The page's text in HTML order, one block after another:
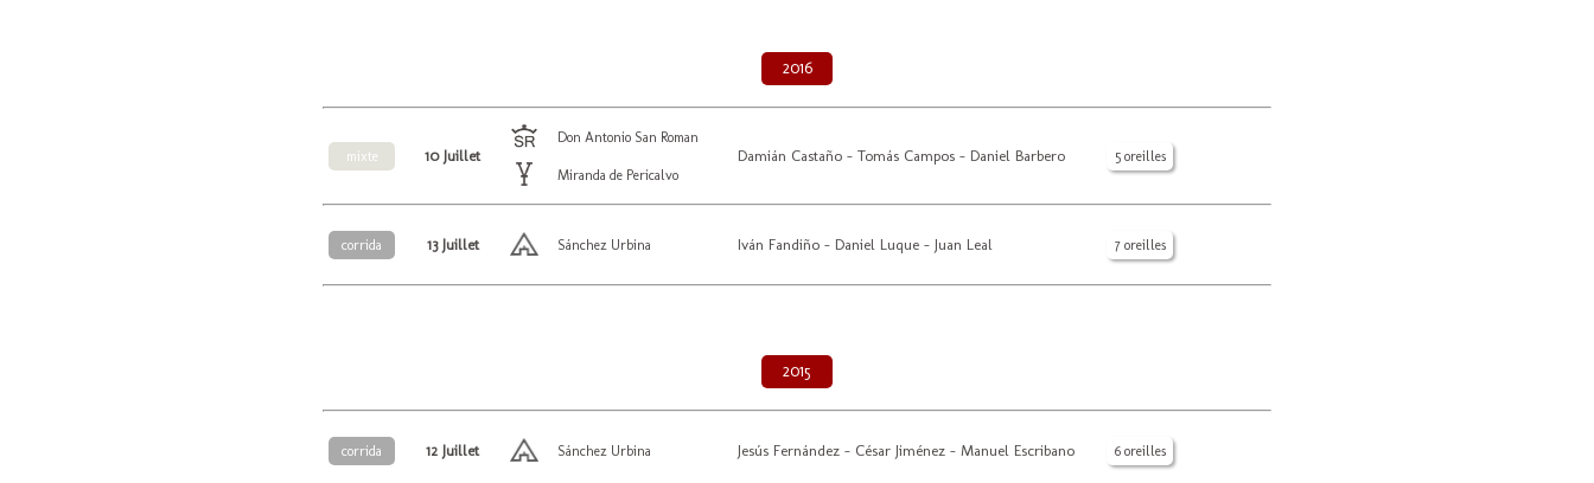
2016
mixte 10 Juillet
Don Antonio San Roman
Miranda de Pericalvo
Damián Castaño - Tomás Campos - Daniel Barbero 5 oreilles
corrida 13 Juillet Sánchez Urbina Iván Fandiño - Daniel Luque - Juan Leal 7 oreilles
2015
corrida 12 Juillet Sánchez Urbina Jesús Fernández - César Jiménez - Manuel Escribano 6 oreilles